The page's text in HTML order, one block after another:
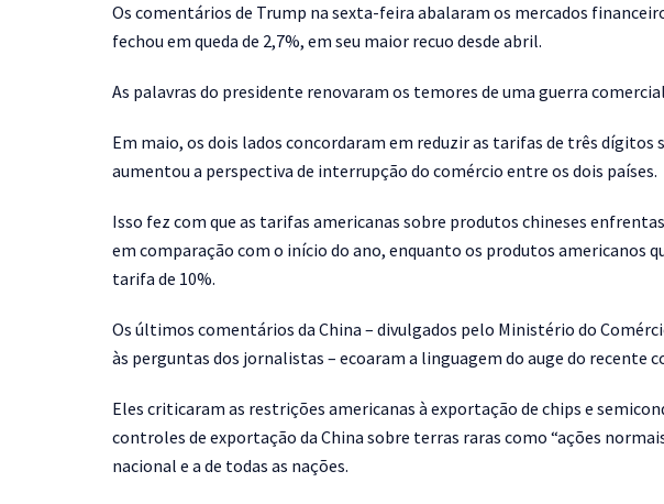
Os comentários de Trump na sexta-feira abalaram os mercados
fechou em queda de 2,7%, em seu maior recuo desde abril.
As palavras do presidente renovaram os temores de uma guerra
Em maio, os dois lados concordaram em reduzir as tarifas de três dígitos
aumentou a perspectiva de interrupção do comércio entre os dois países.
Isso fez com que as tarifas americanas sobre produtos chineses
em comparação com o início do ano, enquanto os produtos americanos
tarifa de 10%.
Os últimos comentários da China – divulgados pelo Ministério do
às perguntas dos jornalistas – ecoaram a linguagem do auge do recente
Eles criticaram as restrições americanas à exportação de chips e
controles de exportação da China sobre terras raras como “ações
nacional e a de todas as nações.